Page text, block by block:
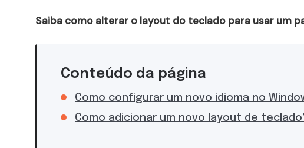
Saiba como alterar o layout do teclado para usar um
Conteúdo da página
Como configurar um novo idioma no
Como adicionar um novo layout de